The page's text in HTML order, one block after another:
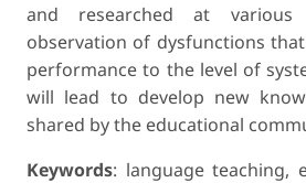
and researched at
observation of dysfunctions
performance to the level of
will lead to develop new
shared by the educational
Keywords: language teaching,